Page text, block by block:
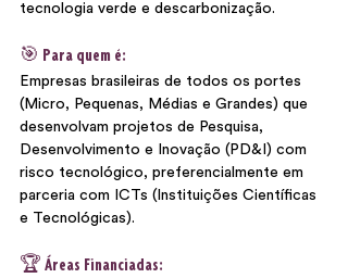
tecnologia verde e descarbonização.
🎯 Para quem é:
Empresas brasileiras de todos os portes
(Micro, Pequenas, Médias e Grandes) que
desenvolvam projetos de Pesquisa,
Desenvolvimento e Inovação (PD&I) com
risco tecnológico, preferencialmente em
parceria com ICTs (Instituições Científicas
e Tecnológicas).
🏆 Áreas Financiadas: